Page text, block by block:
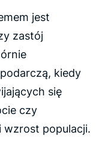
jest
zastój
kiedy
się
czy
populacji.